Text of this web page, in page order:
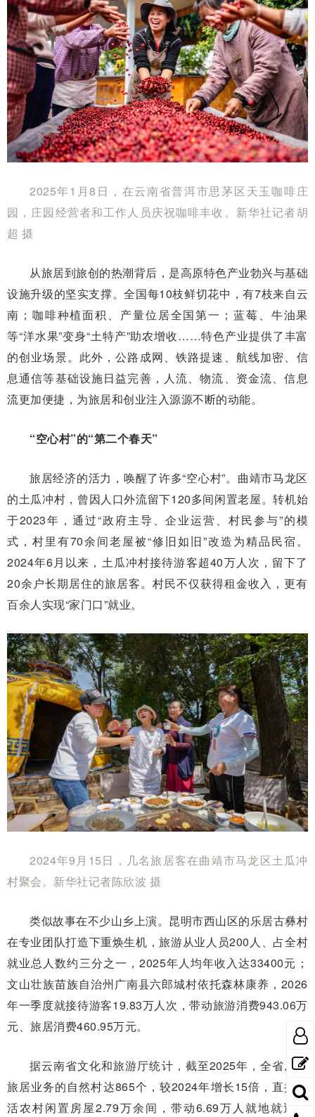
2025年1月8日，在云南省普洱市思茅区天玉咖啡庄
园，庄园经营者和工作人员庆祝咖啡丰收。新华社记者胡
超 摄
从旅居到旅创的热潮背后，是高原特色产业勃兴与基础
设施升级的坚实支撑。全国每10枝鲜切花中，有7枝来自云
南；咖啡种植面积、产量位居全国第一；蓝莓、牛油果
等“洋水果”变身“土特产”助农增收……特色产业提供了丰富
的创业场景。此外，公路成网、铁路提速、航线加密、信
息通信等基础设施日益完善，人流、物流、资金流、信息
流更加便捷，为旅居和创业注入源源不断的动能。
“空心村”的“第二个春天”
旅居经济的活力，唤醒了许多“空心村”。曲靖市马龙区
的土瓜冲村，曾因人口外流留下120多间闲置老屋。转机始
于2023年，通过“政府主导、企业运营、村民参与”的模
式，村里有70余间老屋被“修旧如旧”改造为精品民宿。
2024年6月以来，土瓜冲村接待游客超40万人次，留下了
20余户长期居住的旅居客。村民不仅获得租金收入，更有
百余人实现“家门口”就业。
2024年9月15日，几名旅居客在曲靖市马龙区土瓜冲
村聚会。新华社记者陈欣波 摄
类似故事在不少山乡上演。昆明市西山区的乐居古彝村
在专业团队打造下重焕生机，旅游从业人员200人、占全村
就业总人数约三分之一，2025年人均年收入达33400元；
文山壮族苗族自治州广南县六郎城村依托森林康养，2026
年一季度就接待游客19.83万人次，带动旅游消费943.06万
元、旅居消费460.95万元。
据云南省文化和旅游厅统计，截至2025年，全省从事
旅居业务的自然村达865个，较2024年增长15倍，直接盘
活农村闲置房屋2.79万余间，带动6.69万人就地就近就